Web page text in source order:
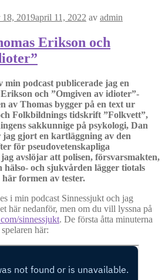
18, 2019april 11, 2022 av admin
Erikson och
min podcast publicerade jag en
och ”Omgiven av idioter”-
av Thomas bygger på en text ur
Folkbildnings tidskrift ”Folkvett”,
sakkunnige på psykologi, Dan
gjort en kartläggning av den
för pseudovetenskapliga
avslöjar att polisen, försvarsmakten,
hälso- och sjukvården lägger tiotals
formen av tester.
i min podcast Sinnessjukt och jag
här nedanför, men om du vill lyssna på
sinnessjukt. De första åtta minuterna
här: